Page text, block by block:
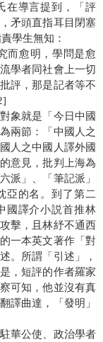
在導言提到，「評
矛頭直指耳目閉塞
學生無知：
而愈明，學問是愈
學者同社會上一切
評，那是記者等不
象就是「今日中國
兩節：「中國人之
人之中國人譯外國
意見，批判上海為
派」、「筆記派」
亞的名。到了第二
國譯介小説首推林
擊，且林紓不通西
一本英文著作「對
。所謂「引述」，
，短評的作者羅家
可知，他並沒有真
譯曲達，「發明」
華公使、政治學者